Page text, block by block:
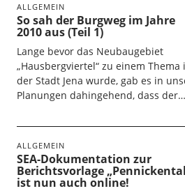
ALLGEMEIN
So sah der Burgweg im Jahre
2010 aus (Teil 1)
Lange bevor das Neubaugebiet
„Hausbergviertel“ zu einem Thema
der Stadt Jena wurde, gab es in
Planungen dahingehend, dass der…
ALLGEMEIN
SEA-Dokumentation zur
Berichtsvorlage
ist nun auch online!